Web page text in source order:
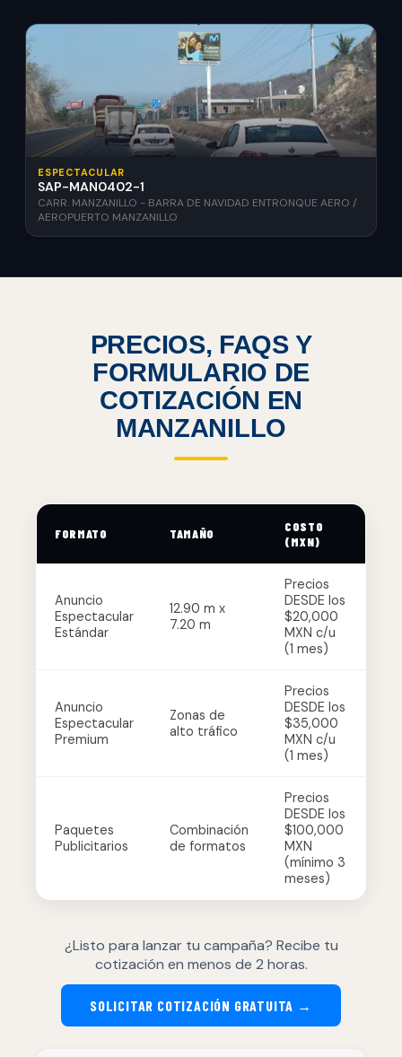
ESPECTACULAR
SAP-MAN0402-1
CARR. MANZANILLO - BARRA DE NAVIDAD ENTRONQUE AERO /
AEROPUERTO MANZANILLO
PRECIOS, FAQS Y
FORMULARIO DE
COTIZACIÓN EN
MANZANILLO
FORMATO TAMAÑO
COSTO
(MXN)
Anuncio
Espectacular
Estándar
12.90 m x
7.20 m
Precios
DESDE los
$20,000
MXN c/u
(1 mes)
Anuncio
Espectacular
Premium
Zonas de
alto tráfico
Precios
DESDE los
$35,000
MXN c/u
(1 mes)
Paquetes
Publicitarios
Combinación
de formatos
Precios
DESDE los
$100,000
MXN
(mínimo 3
meses)
¿Listo para lanzar tu campaña? Recibe tu
cotización en menos de 2 horas.
SOLICITAR COTIZACIÓN GRATUITA →